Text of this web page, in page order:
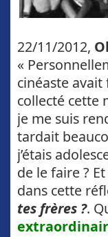
22/11/2012,
«
cinéaste avait
collecté cette
je me suis
tardait
j’étais
de le faire ?
dans cette
tes frères ?.